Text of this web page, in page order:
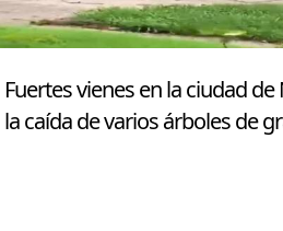
Fuertes vienes en la ciudad
la caída de varios árboles de